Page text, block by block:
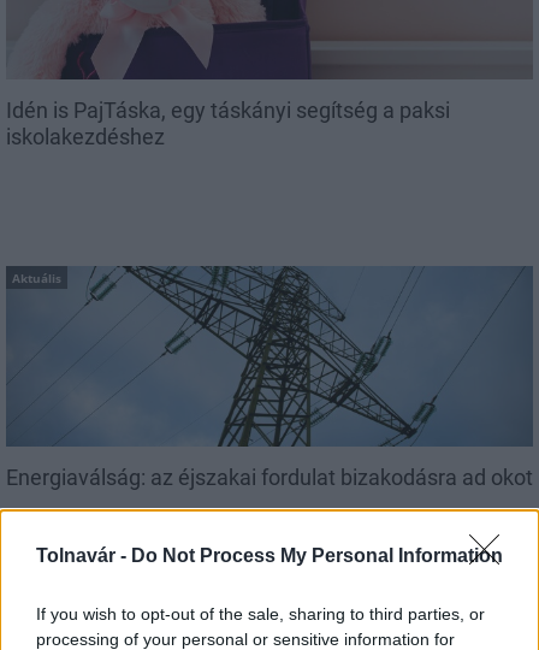
Tolnavár - Do Not Process My Personal Information
If you wish to opt-out of the sale, sharing to third parties, or
processing of your personal or sensitive information for
Idén is PajTáska, egy táskányi segítség a paksi
iskolakezdéshez
Aktuális
Energiaválság: az éjszakai fordulat bizakodásra ad okot